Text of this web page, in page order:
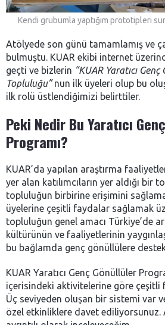
Kendi grubumla yaptığım prototipleri
Atölyede son günü tamamlamış ve
bulmuştu. KUAR ekibi internet
geçti ve bizlerin “KUAR Yaratıcı
Topluluğu”nun ilk üyeleri olup bu
ilk rolü üstlendiğimizi belirttiler.
Peki Nedir Bu Yaratıcı
Programı?
KUAR’da yapılan araştırma
yer alan katılımcıların yer aldığı bir
topluluğun birbirine erişimini
üyelerine çeşitli faydalar sağlamak
topluluğun genel amacı Türkiye’de
kültürünün ve faaliyetlerinin
bu bağlamda genç gönüllülere
KUAR Yaratıcı Genç Gönüllüler
içerisindeki aktivitelerine göre çeşitli
Üç seviyeden oluşan bir sistemi var
özel etkinliklere davet ediliyorsunuz.